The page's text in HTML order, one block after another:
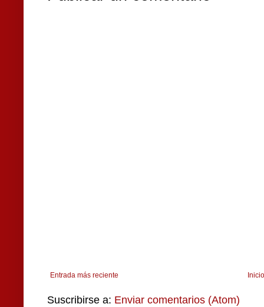
Entrada más reciente Inicio
Suscribirse a: Enviar comentarios (Atom)